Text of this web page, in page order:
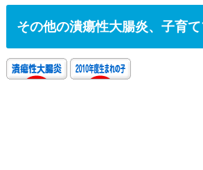
その他の潰瘍性大腸炎、子育